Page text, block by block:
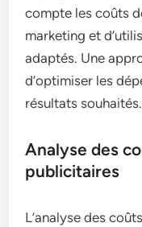
compte les coûts
marketing et
adaptés. Une
d’optimiser les
résultats souhaités.
Analyse des
publicitaires
L’analyse des